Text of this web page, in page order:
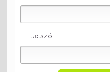
Jelszó